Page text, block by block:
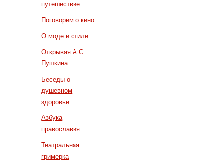
путешествие
Поговорим о кино
О моде и стиле
Открывая А.С.
Пушкина
Беседы о
душевном
здоровье
Азбука
православия
Театральная
гримерка